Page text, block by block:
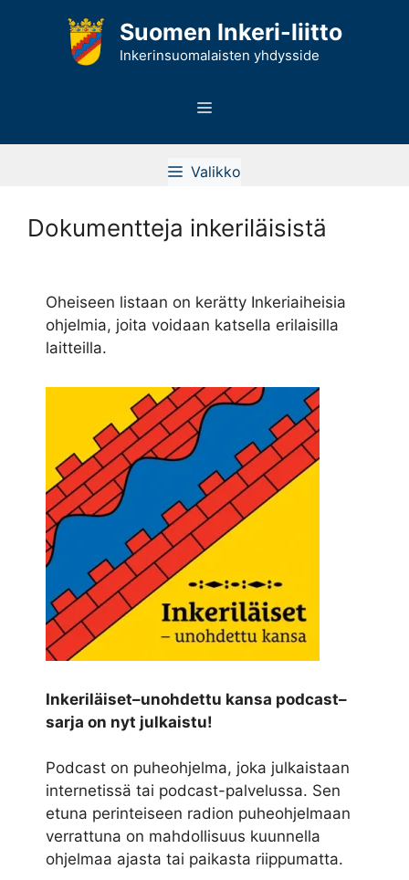
Suomen Inkeri-liitto
Inkerinsuomalaisten yhdysside
Valikko
Valikko
Dokumentteja inkeriläisistä
Oheiseen listaan on kerätty Inkeriaiheisia
ohjelmia, joita voidaan katsella erilaisilla
laitteilla.
Inkeriläiset–unohdettu kansa podcast–
sarja on nyt julkaistu!
Podcast on puheohjelma, joka julkaistaan
internetissä tai podcast-palvelussa. Sen
etuna perinteiseen radion puheohjelmaan
verrattuna on mahdollisuus kuunnella
ohjelmaa ajasta tai paikasta riippumatta.